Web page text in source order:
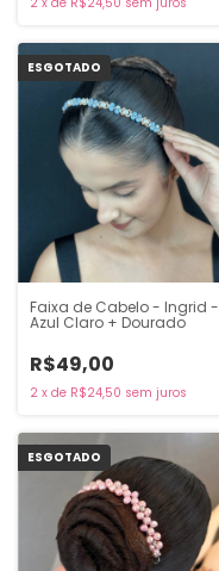
ESGOTADO
Faixa de Cabelo - Ingrid -
Azul Claro + Dourado
R$49,00
2 x de R$24,50 sem juros
ESGOTADO